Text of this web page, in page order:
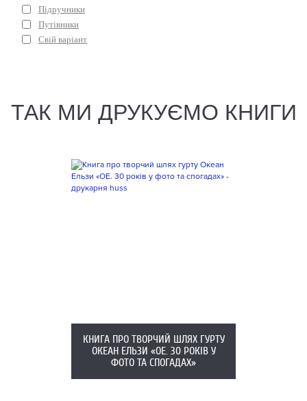
Підручники
Путівники
Свій варіант
ТАК МИ ДРУКУЄМО КНИГИ
КНИГА ПРО ТВОРЧИЙ ШЛЯХ ГУРТУ
ОКЕАН ЕЛЬЗИ «ОЕ. 30 РОКІВ У
ФОТО ТА СПОГАДАХ»